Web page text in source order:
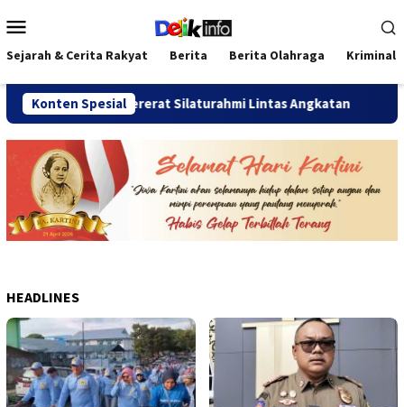
ke
kontenMobile
Sejarah & Cerita Rakyat Berita Berita Olahraga Kriminal
Konten Spesial
2026 Pererat Silaturahmi Lintas Angkatan
HEADLINES